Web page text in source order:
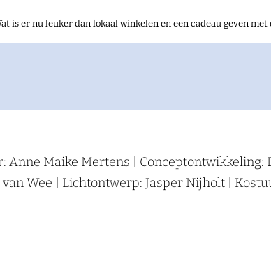
is er nu leuker dan lokaal winkelen en een cadeau geven
Maike Mertens | Conceptontwikkeling:
Wee | Lichtontwerp: Jasper Nijholt |